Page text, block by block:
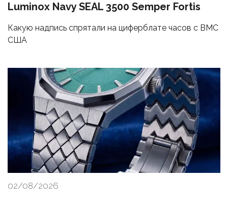
Luminox Navy SEAL 3500 Semper Fortis
Какую надпись спрятали на циферблате часов с ВМС
США
02/08/2026